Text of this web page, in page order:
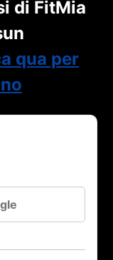
di FitMia
qua per